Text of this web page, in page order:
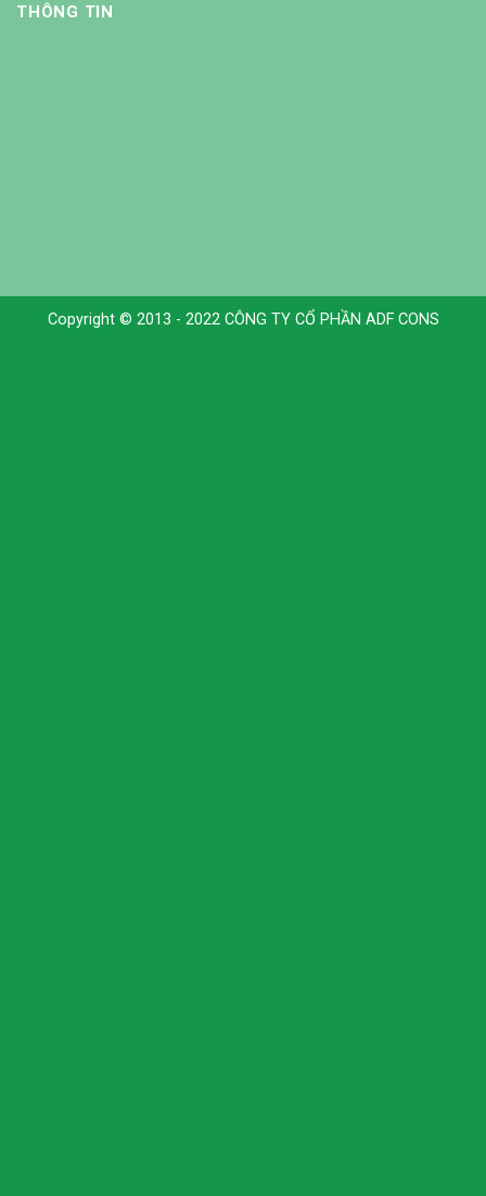
THÔNG TIN
Copyright © 2013 - 2022 CÔNG TY CỔ PHẦN ADF CONS